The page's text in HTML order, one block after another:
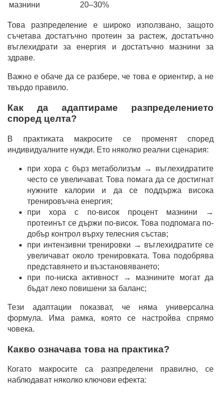
мазнини
20–30%
Това разпределение е широко използвано, защото
съчетава достатъчно протеин за растеж, достатъчно
въглехидрати за енергия и достатъчно мазнини за
здраве.
Важно е обаче да се разбере, че това е ориентир, а не
твърдо правило.
Как да адаптираме разпределението
според целта?
В практиката макросите се променят според
индивидуалните нужди. Ето няколко реални сценария:
при хора с бърз метаболизъм → въглехидратите
често се увеличават. Това помага да се достигнат
нужните калории и да се поддържа висока
тренировъчна енергия;
при хора с по-висок процент мазнини →
протеинът се държи по-висок. Това подпомага по-
добър контрол върху телесния състав;
при интензивни тренировки → въглехидратите се
увеличават около тренировката. Това подобрява
представянето и възстановяването;
при по-ниска активност → мазнините могат да
бъдат леко повишени за баланс;
Тези адаптации показват, че няма универсална
формула. Има рамка, която се настройва спрямо
човека.
Какво означава това на практика?
Когато макросите са разпределени правилно, се
наблюдават няколко ключови ефекта: